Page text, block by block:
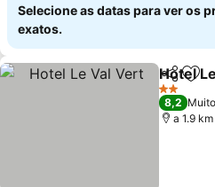
Selecione as datas para ver os
exatos.
Partilhar
Hotel
2 Estrelas
8,2
a 1.9